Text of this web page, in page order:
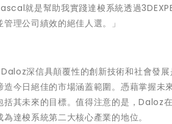
就是幫助我實踐達梭系統透過
管理公司績效的絕佳人選。」
深信具顛覆性的創新技術和社會發
造今日絕佳的市場涵蓋範圍。憑藉掌握
括其未來的目標。值得注意的是，Daloz
為達梭系統第二大核心產業的地位。